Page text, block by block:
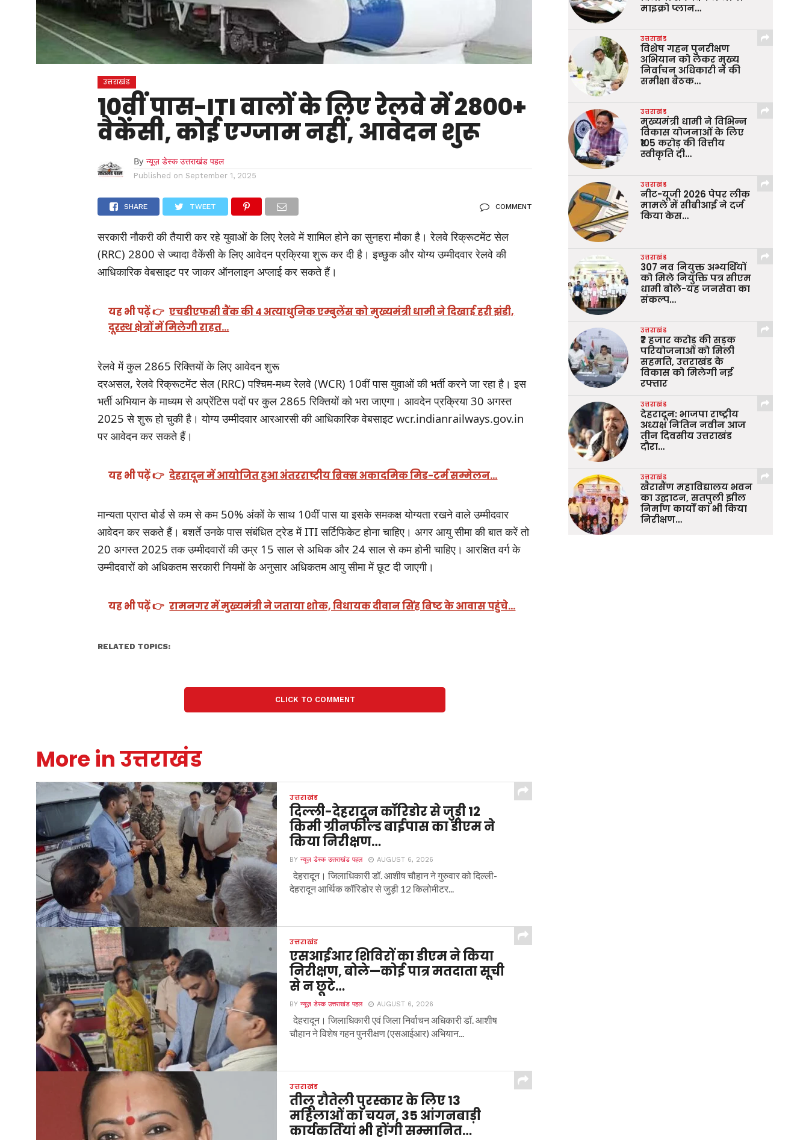
उत्तराखंड
10वीं पास-ITI वालों के लिए रेलवे में 2800+
वैकेंसी, कोई एग्जाम नहीं, आवेदन शुरू
By न्यूज़ डेस्क उत्तराखंड पहल
Published on September 1, 2025
SHARE TWEET COMMENT
सरकारी नौकरी की तैयारी कर रहे युवाओं के लिए रेलवे में शामिल होने का सुनहरा मौका है। रेलवे रिक्रूटमेंट सेल
(RRC) 2800 से ज्यादा वैकेंसी के लिए आवेदन प्रक्रिया शुरू कर दी है। इच्छुक और योग्य उम्मीदवार रेलवे की
आधिकारिक वेबसाइट पर जाकर ऑनलाइन अप्लाई कर सकते हैं।
यह भी पढ़ें 👉 एचडीएफसी बैंक की 4 अत्याधुनिक एम्बुलेंस को मुख्यमंत्री धामी ने दिखाई हरी झंडी,
दूरस्थ क्षेत्रों में मिलेगी राहत…
रेलवे में कुल 2865 रिक्तियों के लिए आवेदन शुरू
दरअसल, रेलवे रिक्रूटमेंट सेल (RRC) पश्चिम-मध्य रेलवे (WCR) 10वीं पास युवाओं की भर्ती करने जा रहा है। इस
भर्ती अभियान के माध्यम से अप्रेंटिस पदों पर कुल 2865 रिक्तियों को भरा जाएगा। आवदेन प्रक्रिया 30 अगस्त
2025 से शुरू हो चुकी है। योग्य उम्मीदवार आरआरसी की आधिकारिक वेबसाइट wcr.indianrailways.gov.in
पर आवेदन कर सकते हैं।
यह भी पढ़ें 👉 देहरादून में आयोजित हुआ अंतरराष्ट्रीय ब्रिक्स अकादमिक मिड-टर्म सम्मेलन…
मान्यता प्राप्त बोर्ड से कम से कम 50% अंकों के साथ 10वीं पास या इसके समकक्ष योग्यता रखने वाले उम्मीदवार
आवेदन कर सकते हैं। बशर्ते उनके पास संबंधित ट्रेड में ITI सर्टिफिकेट होना चाहिए। अगर आयु सीमा की बात करें तो
20 अगस्त 2025 तक उम्मीदवारों की उम्र 15 साल से अधिक और 24 साल से कम होनी चाहिए। आरक्षित वर्ग के
उम्मीदवारों को अधिकतम सरकारी नियमों के अनुसार अधिकतम आयु सीमा में छूट दी जाएगी।
यह भी पढ़ें 👉 रामनगर में मुख्यमंत्री ने जताया शोक, विधायक दीवान सिंह बिष्ट के आवास पहुंचे…
RELATED TOPICS:
CLICK TO COMMENT
More in उत्तराखंड
उत्तराखंड
दिल्ली-देहरादून कॉरिडोर से जुड़ी 12
किमी ग्रीनफील्ड बाईपास का डीएम ने
किया निरीक्षण…
BYन्यूज़ डेस्क उत्तराखंड पहल AUGUST 6, 2026
देहरादून। जिलाधिकारी डॉ. आशीष चौहान ने गुरुवार को दिल्ली-
देहरादून आर्थिक कॉरिडोर से जुड़ी 12 किलोमीटर...
उत्तराखंड
एसआईआर शिविरों का डीएम ने किया
निरीक्षण, बोले—कोई पात्र मतदाता सूची
से न छूटे…
BYन्यूज़ डेस्क उत्तराखंड पहल AUGUST 6, 2026
देहरादून। जिलाधिकारी एवं जिला निर्वाचन अधिकारी डॉ. आशीष
चौहान ने विशेष गहन पुनरीक्षण (एसआईआर) अभियान...
उत्तराखंड
तीलू रौतेली पुरस्कार के लिए 13
महिलाओं का चयन, 35 आंगनबाड़ी
कार्यकर्तियां भी होंगी सम्मानित…
माइक्रो प्लान…
उत्तराखंड
विशेष गहन पुनरीक्षण
अभियान को लेकर मुख्य
निर्वाचन अधिकारी ने की
समीक्षा बैठक…
उत्तराखंड
मुख्यमंत्री धामी ने विभिन्न
विकास योजनाओं के लिए
₹105 करोड़ की वित्तीय
स्वीकृति दी…
उत्तराखंड
नीट-यूजी 2026 पेपर लीक
मामले में सीबीआई ने दर्ज
किया केस…
उत्तराखंड
307 नव नियुक्त अभ्यर्थियों
को मिले नियुक्ति पत्र सीएम
धामी बोले-यह जनसेवा का
संकल्प…
उत्तराखंड
₹7 हजार करोड़ की सड़क
परियोजनाओं को मिली
सहमति, उत्तराखंड के
विकास को मिलेगी नई
रफ्तार
उत्तराखंड
देहरादून: भाजपा राष्ट्रीय
अध्यक्ष नितिन नवीन आज
तीन दिवसीय उत्तराखंड
दौरा…
उत्तराखंड
खैरासैंण महाविद्यालय भवन
का उद्घाटन, सतपुली झील
निर्माण कार्यों का भी किया
निरीक्षण…